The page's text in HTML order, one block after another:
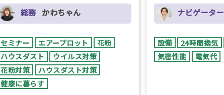
総務 かわちゃん
セミナー エアープロット
花粉
ハウスダスト
ウイルス対策
花粉対策
ハウスダスト対策
健康に暮らす
ナビゲーター
設備 24時間換気
気密性能
電気代